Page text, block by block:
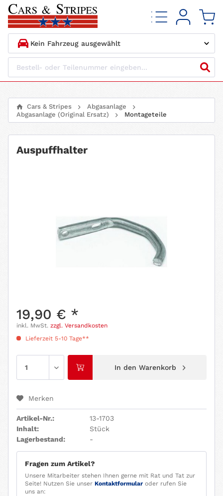
1. HERSTELLER
3. BAUJAHR
4. MOTORTYP
Cars & Stripes
Abgasanlage
Abgasanlage (Original Ersatz)
Montageteile
Auspuffhalter
19,90 € *
inkl. MwSt. zzgl. Versandkosten
Lieferzeit 5-10 Tage**
In den Warenkorb
Merken
Artikel-Nr.:
13-1703
Inhalt:
Stück
Lagerbestand:
-
Fragen zum Artikel?
Unsere Mitarbeiter stehen Ihnen gerne mit Rat und Tat zur
Seite! Nutzen Sie unser Kontaktformular oder rufen Sie
uns an: